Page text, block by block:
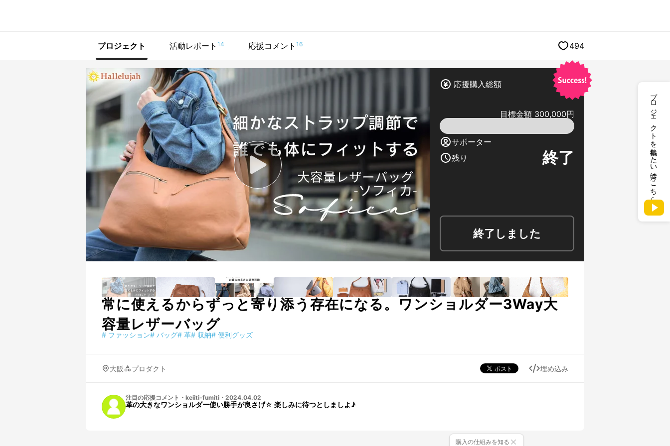
プロジェクトを掲載したい方はこちら
プロジェクト 活動レポート 14 応援コメント 16 494
応援購入総額
目標金額 300,000円
サポーター
残り
終了
終了しました
常に使えるからずっと寄り添う存在になる。ワンショルダー3Way大
容量レザーバッグ
# ファッション# バッグ# 革# 収納# 便利グッズ
大阪 プロダクト 埋め込み
注目の応援コメント ・ keiiti-fumiti ・ 2024.04.02
革の大きなワンショルダー使い勝手が良さげ☆ 楽しみに待つとしましよ♪
購入の仕組みを知る